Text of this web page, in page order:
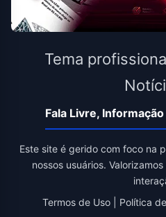
Tema
Fala Livre,
Este site é gerido com foco na
nossos usuários.
Termos de Uso
Política